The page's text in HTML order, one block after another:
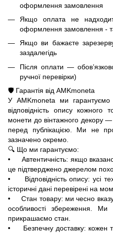
оформлення замовлення
Якщо оплата не
оформлення замовлення -
Якщо ви бажаєте
заздалегідь
Після оплати —
ручної перевірки)
🛡️ Гарантія від AMKmoneta
У AMKmoneta ми гарантуємо
відповідність опису
монети до вінтажного декору
перед публікацією. Ми не
зазначено окремо.
🔍 Що ми гарантуємо:
• Автентичність: якщо
це підтверджено джерелом
• Відповідність опису: усі
історичні дані перевірені на
• Стан товару: ми чесно
особливості збереження.
прикрашаємо стан.
• Безпечну доставку: кожен